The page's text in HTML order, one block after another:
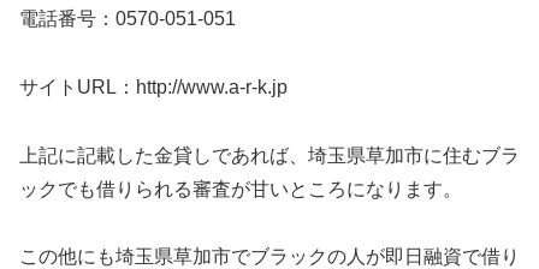
電話番号：0570-051-051
サイトURL：http://www.a-r-k.jp
上記に記載した金貸しであれば、埼玉県草加市に住むブラ
ックでも借りられる審査が甘いところになります。
この他にも埼玉県草加市でブラックの人が即日融資で借り